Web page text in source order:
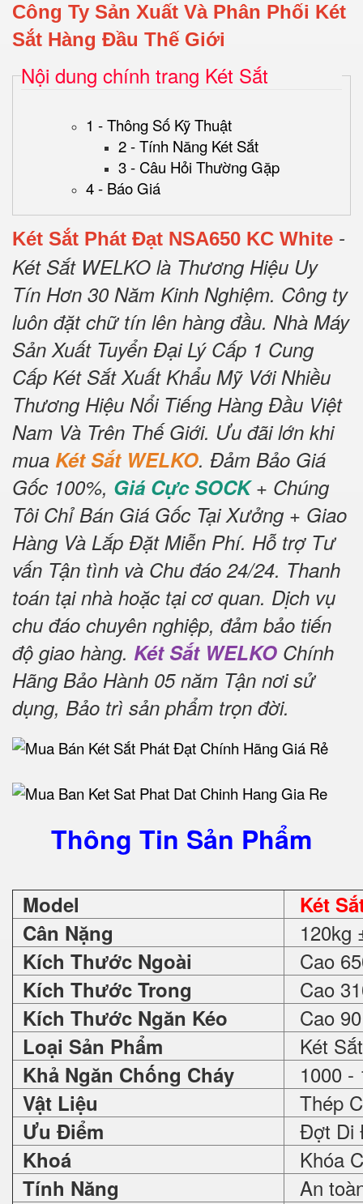
Công Ty Sản Xuất Và Phân Phối Két
Sắt Hàng Đầu Thế Giới
Nội dung chính trang Két Sắt
1 - Thông Số Kỹ Thuật
2 - Tính Năng Két Sắt
3 - Câu Hỏi Thường Gặp
4 - Báo Giá
Két Sắt Phát Đạt NSA650 KC White -
Két Sắt WELKO là Thương Hiệu Uy
Tín Hơn 30 Năm Kinh Nghiệm. Công ty
luôn đặt chữ tín lên hàng đầu. Nhà Máy
Sản Xuất Tuyển Đại Lý Cấp 1 Cung
Cấp Két Sắt Xuất Khẩu Mỹ Với Nhiều
Thương Hiệu Nổi Tiếng Hàng Đầu Việt
Nam Và Trên Thế Giới. Ưu đãi lớn khi
mua Két Sắt WELKO. Đảm Bảo Giá
Gốc 100%, Giá Cực SOCK+ Chúng
Tôi Chỉ Bán Giá Gốc Tại Xưởng + Giao
Hàng Và Lắp Đặt Miễn Phí. Hỗ trợ Tư
vấn Tận tình và Chu đáo 24/24. Thanh
toán tại nhà hoặc tại cơ quan. Dịch vụ
chu đáo chuyên nghiệp, đảm bảo tiến
độ giao hàng. Két Sắt WELKO Chính
Hãng Bảo Hành 05 năm Tận nơi sử
dụng, Bảo trì sản phẩm trọn đời.
Thông Tin Sản Phẩm
Model
Két
Cân Nặng
120kg
Kích Thước Ngoài Cao
Kích Thước Trong Cao
Kích Thước Ngăn Kéo Cao
Loại Sản Phẩm Két
Khả Ngăn Chống Cháy 1000 -
Vật Liệu Thép
Ưu Điểm Đợt Di
Khoá Khóa
Tính Năng An